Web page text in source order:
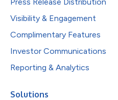
Visibility & Engagement
Complimentary Features
Investor Communications
Reporting & Analytics
Solutions